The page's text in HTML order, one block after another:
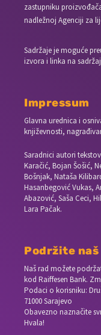
zastupniku
nadležnoj Agenciji za
Sadržaje je moguće
izvora i linka na
Impressum
Glavna urednica i
književnosti,
Saradnici autori
Karačić, Bojan Šošić,
Bošnjak, Nataša
Hasanbegović Vukas,
Abazović, Saša Ceci,
Lara Pačak.
Podržite
Naš rad možete
kod Raiffesen Bank.
Podaci o korisniku:
71000 Sarajevo
Obavezno naznačite
Hvala!